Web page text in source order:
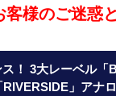
様のご迷惑
！ 3大レーベル「
RIVERSIDE」アナ